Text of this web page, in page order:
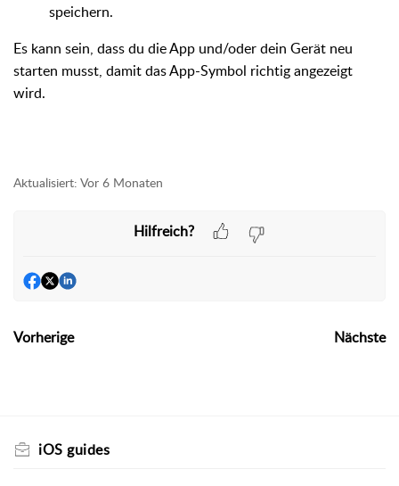
speichern.
Es kann sein, dass du die App und/oder dein Gerät neu
starten musst, damit das App-Symbol richtig angezeigt
wird.
Aktualisiert: Vor 6 Monaten
Hilfreich?
Vorherige Nächste
iOS guides